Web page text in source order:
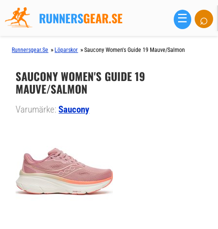
RUNNERSGEAR.SE ☰ ⌕
Runnersgear.se » Löparskor »Saucony Women's Guide 19 Mauve/salmon
SAUCONY WOMEN'S GUIDE 19
MAUVE/SALMON
Varumärke:Saucony